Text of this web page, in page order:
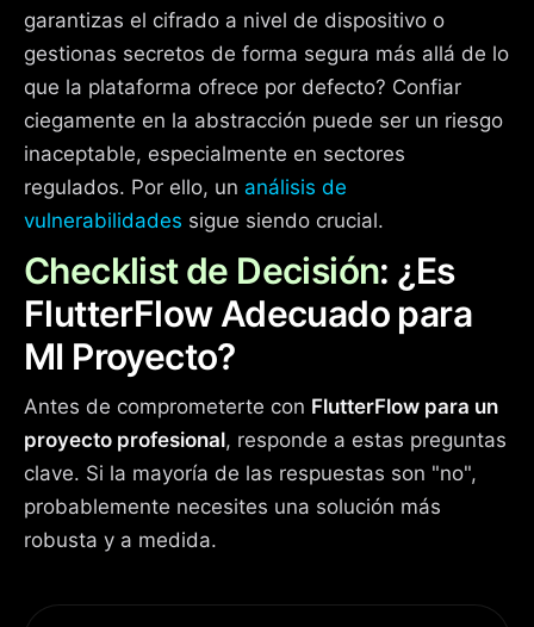
garantizas el cifrado a nivel de dispositivo o
gestionas secretos de forma segura más allá de lo
que la plataforma ofrece por defecto? Confiar
ciegamente en la abstracción puede ser un riesgo
inaceptable, especialmente en sectores
regulados. Por ello, un análisis de
vulnerabilidades sigue siendo crucial.
Checklist de Decisión: ¿Es
FlutterFlow Adecuado para
MI Proyecto?
Antes de comprometerte con FlutterFlow para un
proyecto profesional, responde a estas preguntas
clave. Si la mayoría de las respuestas son "no",
probablemente necesites una solución más
robusta y a medida.